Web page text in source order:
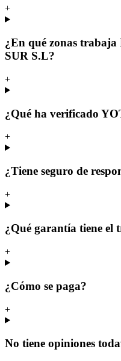
+
¿En qué zonas
SUR S.L?
+
¿Qué ha verificado
+
¿Tiene seguro de
+
¿Qué garantía tiene el
+
¿Cómo se paga?
+
No tiene opiniones